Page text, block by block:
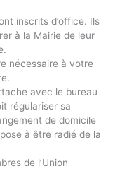
inscrits d’office. Ils
à la Mairie de leur
nécessaire à votre
avec le bureau
régulariser sa
de domicile
à être radié de la
de l’Union